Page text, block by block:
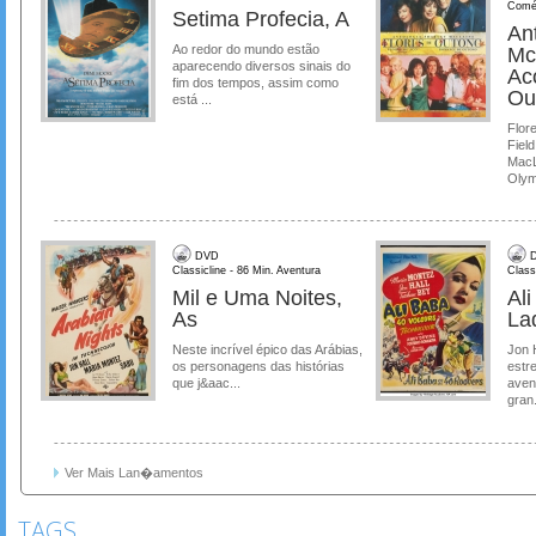
Setima Profecia, A
Ao redor do mundo estão
aparecendo diversos sinais do
fim dos tempos, assim como
está ...
DVD
Classicline - 86 Min. Aventura
Mil e Uma Noites,
As
Neste incrível épico das Arábias,
os personagens das histórias
que j&aac...
Ali
Jon
Ver Mais Lan�amentos